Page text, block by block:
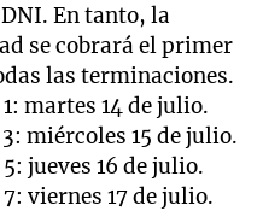
En tanto, la
se cobrará el primer
las terminaciones.
martes 14 de julio.
miércoles 15 de julio.
jueves 16 de julio.
viernes 17 de julio.